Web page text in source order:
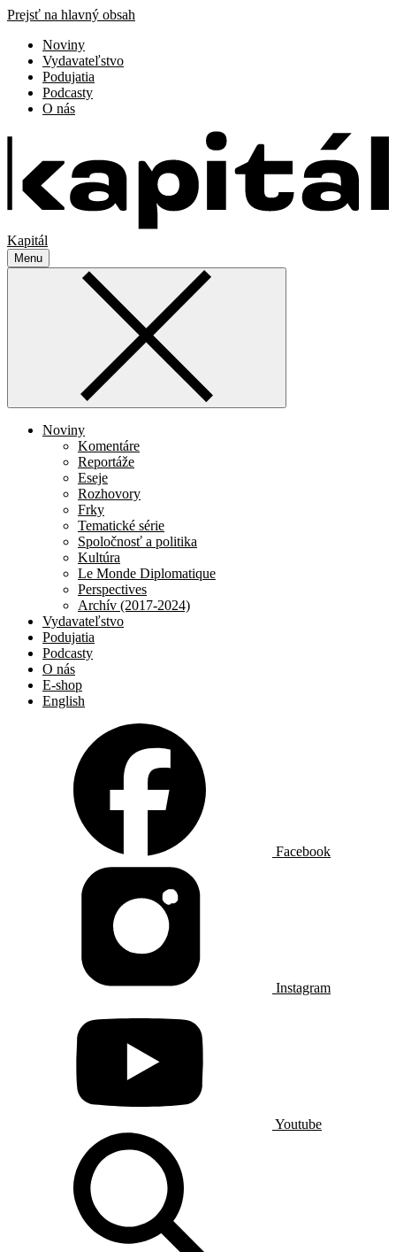
Prejsť na hlavný obsah
Noviny
Vydavateľstvo
Podujatia
Podcasty
O nás
Kapitál
Menu
Noviny
Komentáre
Reportáže
Eseje
Rozhovory
Frky
Tematické série
Spoločnosť a politika
Kultúra
Le Monde Diplomatique
Perspectives
Archív (2017-2024)
Vydavateľstvo
Podujatia
Podcasty
O nás
E-shop
English
Facebook
Instagram
Youtube